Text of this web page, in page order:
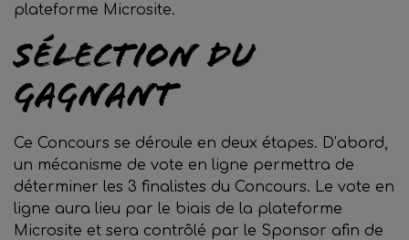
plateforme Microsite.
Sélection du
gagnant
Ce Concours se déroule en deux étapes. D’abord,
un mécanisme de vote en ligne permettra de
déterminer les 3 finalistes du Concours. Le vote en
ligne aura lieu par le biais de la plateforme
Microsite et sera contrôlé par le Sponsor afin de